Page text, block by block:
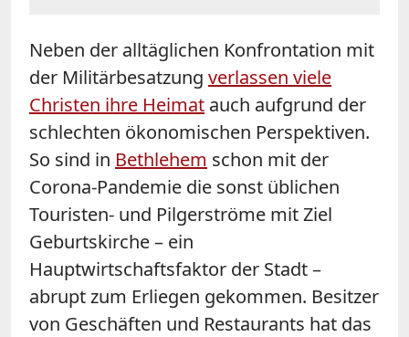
Neben der alltäglichen Konfrontation mit
der Militärbesatzung verlassen viele
Christen ihre Heimat auch aufgrund der
schlechten ökonomischen Perspektiven.
So sind in Bethlehem schon mit der
Corona-Pandemie die sonst üblichen
Touristen- und Pilgerströme mit Ziel
Geburtskirche – ein
Hauptwirtschaftsfaktor der Stadt –
abrupt zum Erliegen gekommen. Besitzer
von Geschäften und Restaurants hat das